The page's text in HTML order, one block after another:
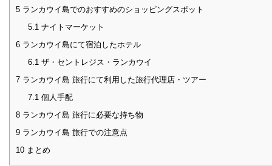
5 ランカウイ島でのおすすめのショッピングスポット
5.1 ナイトマーケット
6 ランカウイ島にて宿泊したホテル
6.1 ザ・セントレジス・ランカウイ
7 ランカウイ島 旅行にて利用した旅行代理店・ツアー
7.1 個人手配
8 ランカウイ島 旅行に必要な持ち物
9 ランカウイ島 旅行での注意点
10 まとめ